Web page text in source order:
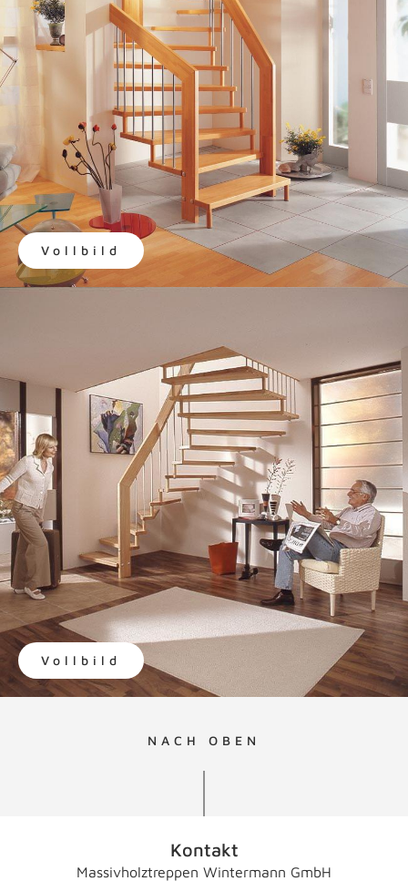
Vollbild
Vollbild
NACH OBEN
Kontakt
Massivholztreppen Wintermann GmbH